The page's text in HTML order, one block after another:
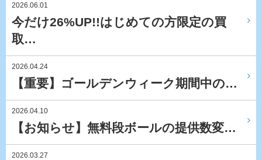
2026.06.01
今だけ26%UP!!はじめての方限定の買
取…
2026.04.24
【重要】ゴールデンウィーク期間中の…
2026.04.10
【お知らせ】無料段ボールの提供数変…
2026.03.27